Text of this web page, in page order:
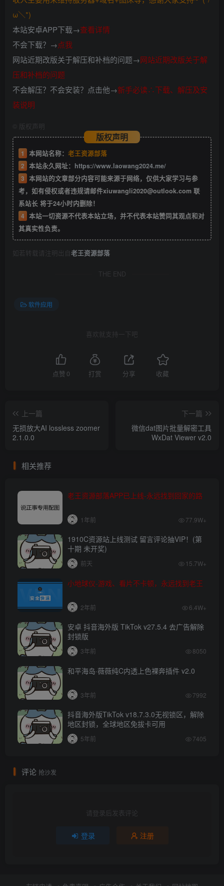
ω＼*)
本站安卓APP下载→查看详情
不会下载？→点我
网站近期改版关于解压和补档的问题→网站近期改版关于解
压和补档的问题
不会解压？不会安装？点击他→新手必读∴下载、解压及安
装说明
版权声明
版权声明
1 本网站名称： 老王资源部落
2 本站永久网址： https://www.laowang2024.me/
3 本网站的文章部分内容可能来源于网络，仅供大家学习与参
考，如有侵权或者违规请邮件xiuwangli2020@outlook.com 联
系站长 将于24小时内删除！
4 本站一切资源不代表本站立场，并不代表本站赞同其观点和对
其真实性负责。
如若转载请注明出自老王资源部落
THE END
软件应用
喜欢就支持一下吧
点赞 0 打赏 分享 收藏
上一篇
无损放大AI lossless zoomer
2.1.0.0
下一篇
微信dat图片批量解密工具
WxDat Viewer v2.0
相关推荐
老王资源部落APP已上线-永远找到回家的路
1年前 77.9W+
1910C资源站上线测试 留言评论抽VIP！(第
十期 未开奖)
前天 15.7W+
小地球仪-游戏、看片不卡顿，永远找到老王
2年前 6.4W+
安卓 抖音海外版 TikTok v27.5.4 去广告解除
封锁版
3年前 8050
和平海岛·薇薇纯C内透上色裸奔插件 v2.0
3年前 7992
抖音海外版TikTok v18.7.3.0无视锁区，解除
地区封锁，全球地区免拔卡可用
5年前 7405
评论 抢沙发
请登录后发表评论
登录 注册